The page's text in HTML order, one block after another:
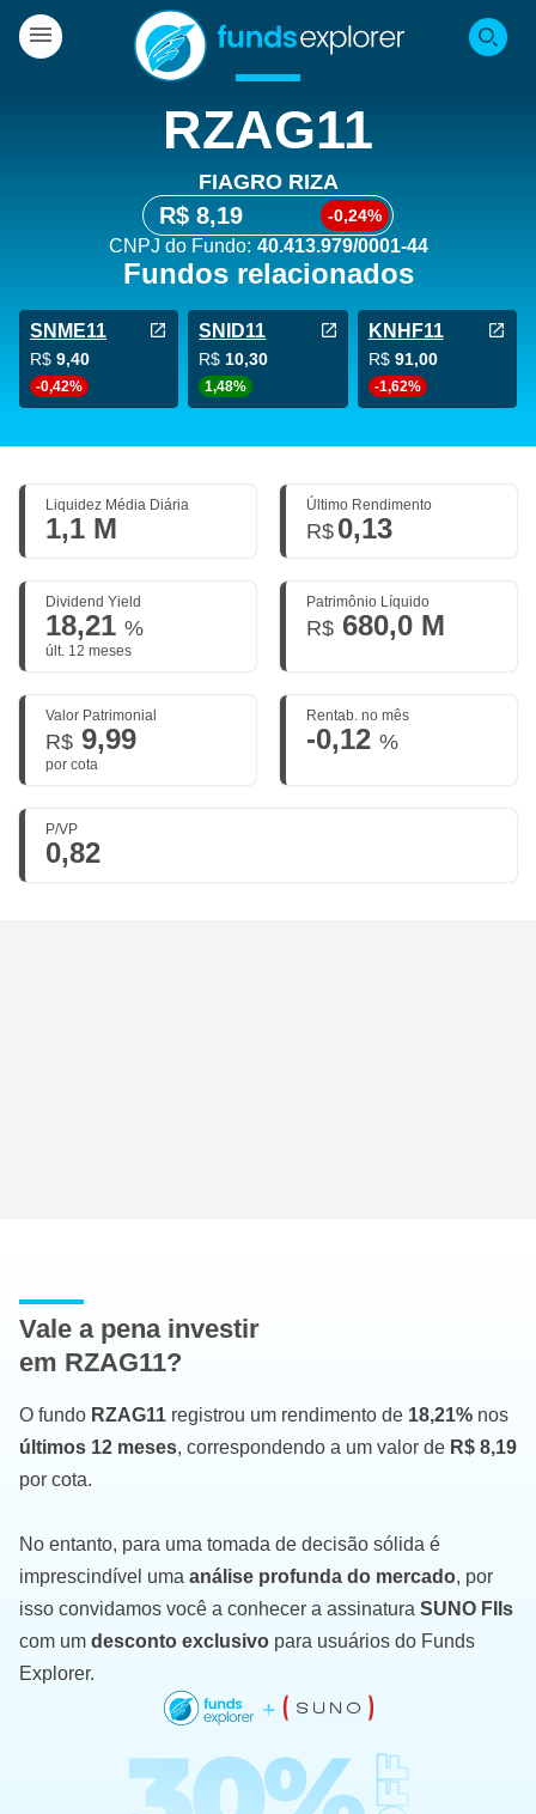
RZAG11
FIAGRO RIZA
R$ 8,19 -0,24%
CNPJ do Fundo: 40.413.979/0001-44
Fundos relacionados
SNME11
R$ 9,40
-0,42%
SNID11
R$ 10,30
1,48%
KNHF11
R$ 91,00
-1,62%
Liquidez Média Diária
1,1 M
Último Rendimento
R$ 0,13
Dividend Yield
18,21 %
últ. 12 meses
Patrimônio Líquido
R$ 680,0 M
Valor Patrimonial
R$ 9,99
por cota
Rentab. no mês
-0,12 %
P/VP
0,82
Vale a pena investir
em RZAG11?
O fundo RZAG11 registrou um rendimento de 18,21% nos
últimos 12 meses, correspondendo a um valor de R$ 8,19
por cota.
No entanto, para uma tomada de decisão sólida é
imprescindível uma análise profunda do mercado, por
isso convidamos você a conhecer a assinatura SUNO FIIs
com um desconto exclusivo para usuários do Funds
Explorer.